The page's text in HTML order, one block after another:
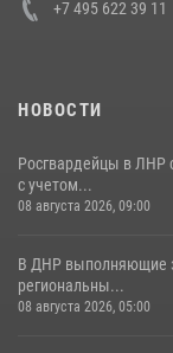
+7 495 622 39 11
НОВОСТИ
Росгвардейцы в ЛНР
с учетом...
08 августа 2026, 09:00
В ДНР выполняющие
региональны...
08 августа 2026, 05:00